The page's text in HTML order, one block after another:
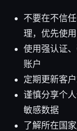
不要在不信
理，优先使
使用强认证
账户
定期更新客
谨慎分享个
敏感数据
了解所在国